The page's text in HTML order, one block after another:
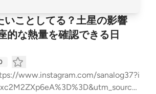
いことしてる？土星の影響
的な熱量を確認できる日
www.instagram.com/sanalog37?i